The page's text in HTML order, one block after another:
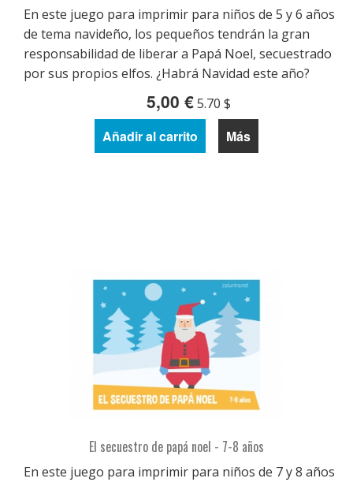
En este juego para imprimir para niños de 5 y 6 años
de tema navideño, los pequeños tendrán la gran
responsabilidad de liberar a Papá Noel, secuestrado
por sus propios elfos. ¿Habrá Navidad este año?
5,00 € 5.70 $
Añadir al carrito Más
El secuestro de papá noel - 7-8 años
En este juego para imprimir para niños de 7 y 8 años